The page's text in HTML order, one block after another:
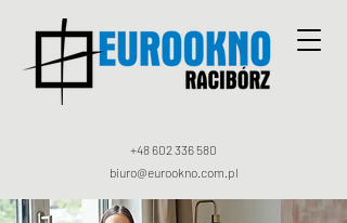
+48 602 336 580
biuro@eurookno.com.pl